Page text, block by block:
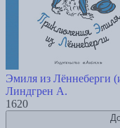
Эмиля из Лённеберги
Линдгрен А.
1620